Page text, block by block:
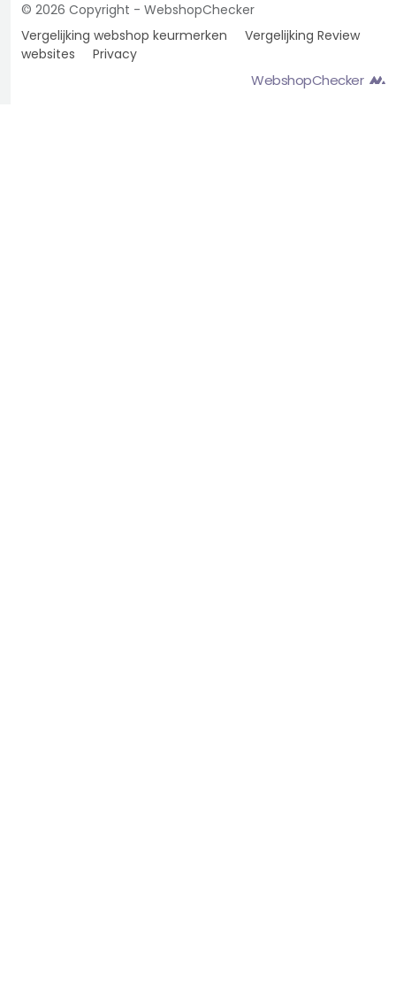
© 2026 Copyright - WebshopChecker
Vergelijking webshop keurmerken
Vergelijking Review
websites
Privacy
WebshopChecker